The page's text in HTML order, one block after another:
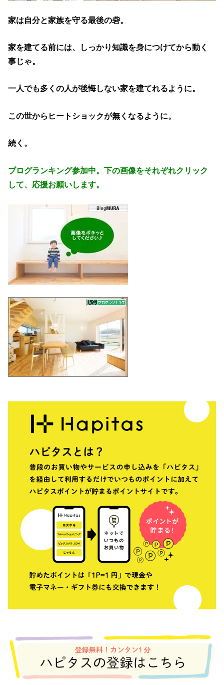
家は自分と家族を守る最後の砦。
家を建てる前には、しっかり知識を身につけてから動く
事じゃ。
一人でも多くの人が後悔しない家を建てれるように。
この世からヒートショックが無くなるように。
続く。
ブログランキング参加中。下の画像をそれぞれクリック
して、応援お願いします。